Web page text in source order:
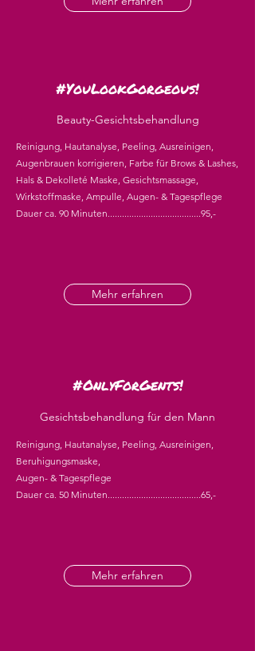
#YouLookGorgeous!
Beauty-Gesichtsbehandlung
Reinigung, Hautanalyse, Peeling, Ausreinigen,
Augenbrauen korrigieren, Farbe für Brows & Lashes,
Hals & Dekolleté Maske, Gesichtsmassage,
Wirkstoffmaske, Ampulle, Augen- & Tagespflege
Dauer ca. 90 Minuten.......................................95,-
Mehr erfahren
#OnlyForGents!
Gesichtsbehandlung für den Mann
Reinigung, Hautanalyse, Peeling, Ausreinigen,
Beruhigungsmaske,
Augen- & Tagespflege
Dauer ca. 50 Minuten.......................................65,-
Mehr erfahren